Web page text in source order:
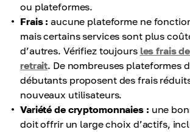
ou plateformes.
Frais : aucune plateforme ne
mais certains services sont plus
d’autres. Vérifiez toujours les frais
retrait. De nombreuses plateformes
débutants proposent des frais
nouveaux utilisateurs.
Variété de cryptomonnaies : une
doit offrir un large choix d’actifs,